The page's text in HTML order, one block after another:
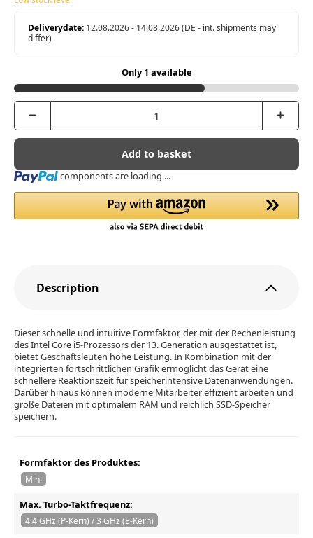
Deliverydate: 12.08.2026 - 14.08.2026(DE - int. shipments may
differ)
Only 1 available
Add to basket
Loading... components are loading ...
Description
Dieser schnelle und intuitive Formfaktor, der mit der Rechenleistung
des Intel Core i5-Prozessors der 13. Generation ausgestattet ist,
bietet Geschäftsleuten hohe Leistung. In Kombination mit der
integrierten fortschrittlichen Grafik ermöglicht das Gerät eine
schnellere Reaktionszeit für speicherintensive Datenanwendungen.
Darüber hinaus können moderne Mitarbeiter effizient arbeiten und
große Dateien mit optimalem RAM und reichlich SSD-Speicher
speichern.
Formfaktor des Produktes:
Mini
Max. Turbo-Taktfrequenz:
4.4 GHz (P-Kern) / 3 GHz (E-Kern)